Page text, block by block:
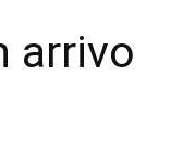
arrivo